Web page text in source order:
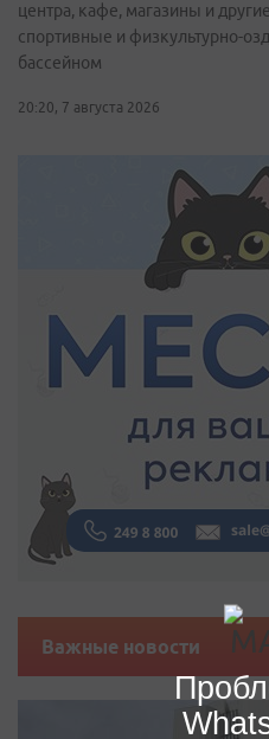
центра, кафе, магазины и
спортивные и физкультурно-
бассейном
20:20, 7 августа 2026
Важные новости